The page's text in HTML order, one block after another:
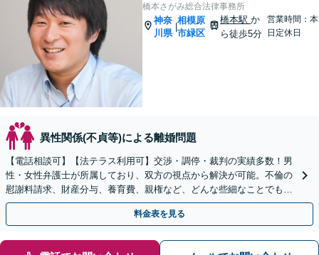
橋本さがみ総合法律事務所
神奈
川県
相模原
市緑区
橋本駅 か
ら徒歩5分
営業時間：本
日定休日
異性関係(不貞等)による離婚問題
【電話相談可】【法テラス利用可】交渉・調停・裁判の実績多数！男
性・女性弁護士が所属しており、双方の視点から解決が可能。不倫の
慰謝料請求、財産分与、養育費、親権など、どんな些細なことでもお
気軽にご相談ください【休日・夜間面談可】【橋本駅6分】
料金表を見る